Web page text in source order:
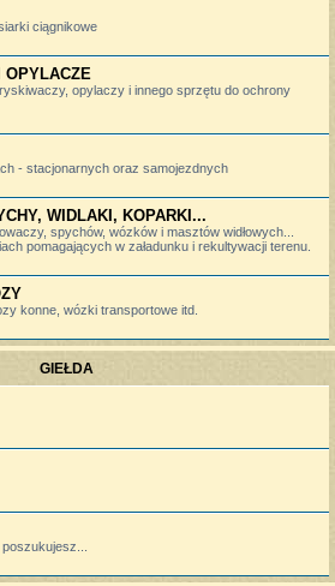
ciągnikowe
OPYLACZE
opylaczy i innego sprzętu do ochrony
- stacjonarnych oraz samojezdnych
WIDLAKI, KOPARKI...
spychów, wózków i masztów widłowych...
pomagających w załadunku i rekultywacji terenu.
konne, wózki transportowe itd.
GIEŁDA